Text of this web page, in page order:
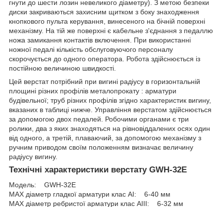
гнути до шести лозин невеликого діаметру). З метою безпеки
диски закриваються захисним щитком з боку знаходження
кнопкового пульта керування, винесеного на бічній поверхні
механізму. На тій же поверхні є кабельне з'єднання з педаллю
ножа замикання контактів включення. При використанні
ножної педалі кількість обслуговуючого персоналу
скорочується до одного оператора. Робота здійснюється із
постійною величиною швидкості.
Цей верстат потрібний при вигині радіусу в горизонтальній
площині різних профілів металопрокату : арматури
будівельної; труб різних профілів згідно характеристик вигину,
вказаних в таблиці нижче. Управління верстатом здійснюється
за допомогою двох педалей. Робочими органами є три
ролики, два з яких знаходяться на рівновіддалених осях один
від одного, а третій, плаваючий, за допомогою механізму з
ручним приводом своїм положенням визначає величину
радіусу вигину.
Технічні характеристики верстату GWH-32E
Модель: GWH-32E
МАХ діаметр гладкої арматури клас АІ: 6-40 мм
МАХ діаметр ребристої арматури клас АІІІ: 6-32 мм